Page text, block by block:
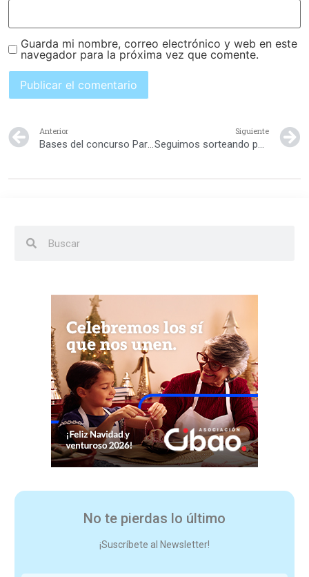
Guarda mi nombre, correo electrónico y web en este
navegador para la próxima vez que comente.
Anterior
Bases del concurso Parques Infantiles
Siguiente
Seguimos sorteando parques infantiles para tus hijos!!!
No te pierdas lo último
¡Suscríbete al Newsletter!